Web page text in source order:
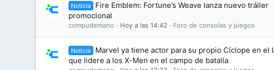
Noticia
Fire Emblem: Fortune’s Weave lanza nuevo tráiler
promocional
compudemano Hoy a las 14:42 Foro de consolas y juegos
Noticia
Marvel ya tiene actor para su propio Cíclope en el
que lidere a los X-Men en el campo de batalla